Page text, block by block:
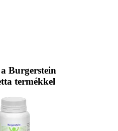
Burgerstein
termékkel